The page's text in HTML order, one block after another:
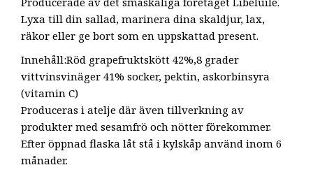
Lyxa till din sallad, marinera dina skaldjur, lax,
räkor eller ge bort som en uppskattad present.
Innehåll:Röd grapefruktskött 42%,8 grader
vittvinsvinäger 41% socker, pektin, askorbinsyra
(vitamin C)
Produceras i atelje där även tillverkning av
produkter med sesamfrö och nötter förekommer.
Efter öppnad flaska låt stå i kylskåp använd inom 6
månader.